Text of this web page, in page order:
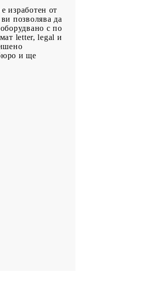
изработен от
позволява да
с по
letter, legal и
и ще